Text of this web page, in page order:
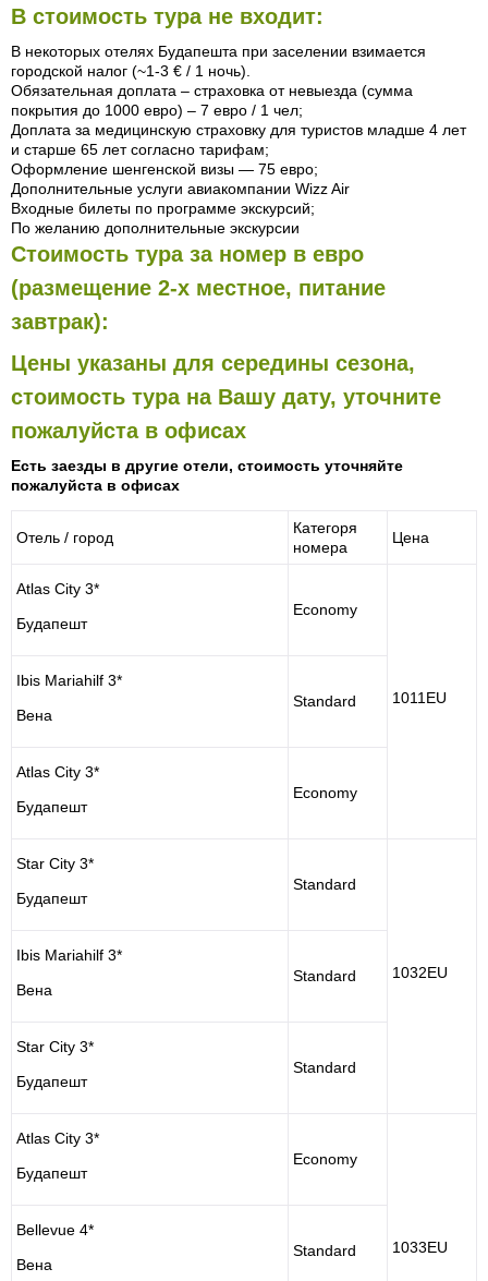
В стоимость тура не входит:
В некоторых отелях Будапешта при заселении взимается
городской налог (~1-3 € / 1 ночь).
Обязательная доплата – страховка от невыезда (сумма
покрытия до 1000 евро) – 7 евро / 1 чел;
Доплата за медицинскую страховку для туристов младше 4 лет
и старше 65 лет согласно тарифам;
Оформление шенгенской визы — 75 евро;
Дополнительные услуги авиакомпании Wizz Air
Входные билеты по программе экскурсий;
По желанию дополнительные экскурсии
Стоимость тура за номер в евро
(размещение 2-х местное, питание
завтрак):
Цены указаны для середины сезона,
стоимость тура на Вашу дату, уточните
пожалуйста в офисах
Есть заезды в другие отели, стоимость уточняйте
пожалуйста в офисах
Отель / город
Категоря
номера
Цена
Atlas City 3*
Будапешт
Economy
1011EU
Ibis Mariahilf 3*
Вена
Standard
Atlas City 3*
Будапешт
Economy
Star City 3*
Будапешт
Standard
1032EU
Ibis Mariahilf 3*
Вена
Standard
Star City 3*
Будапешт
Standard
Atlas City 3*
Будапешт
Economy
1033EU
Bellevue 4*
Вена
Standard